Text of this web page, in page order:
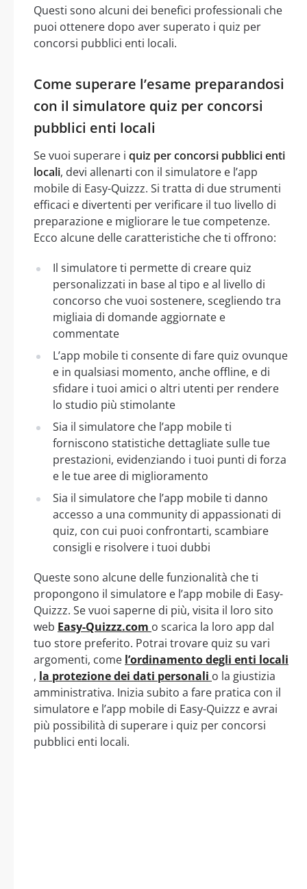
Questi sono alcuni dei benefici professionali che
puoi ottenere dopo aver superato i quiz per
concorsi pubblici enti locali.
Come superare l’esame preparandosi
con il simulatore quiz per concorsi
pubblici enti locali
Se vuoi superare i quiz per concorsi pubblici enti
locali, devi allenarti con il simulatore e l’app
mobile di Easy-Quizzz. Si tratta di due strumenti
efficaci e divertenti per verificare il tuo livello di
preparazione e migliorare le tue competenze.
Ecco alcune delle caratteristiche che ti offrono:
Il simulatore ti permette di creare quiz
personalizzati in base al tipo e al livello di
concorso che vuoi sostenere, scegliendo tra
migliaia di domande aggiornate e
commentate
L’app mobile ti consente di fare quiz ovunque
e in qualsiasi momento, anche offline, e di
sfidare i tuoi amici o altri utenti per rendere
lo studio più stimolante
Sia il simulatore che l’app mobile ti
forniscono statistiche dettagliate sulle tue
prestazioni, evidenziando i tuoi punti di forza
e le tue aree di miglioramento
Sia il simulatore che l’app mobile ti danno
accesso a una community di appassionati di
quiz, con cui puoi confrontarti, scambiare
consigli e risolvere i tuoi dubbi
Queste sono alcune delle funzionalità che ti
propongono il simulatore e l’app mobile di Easy-
Quizzz. Se vuoi saperne di più, visita il loro sito
web Easy-Quizzz.com o scarica la loro app dal
tuo store preferito. Potrai trovare quiz su vari
argomenti, come l’ordinamento degli enti locali
, la protezione dei dati personali o la giustizia
amministrativa. Inizia subito a fare pratica con il
simulatore e l’app mobile di Easy-Quizzz e avrai
più possibilità di superare i quiz per concorsi
pubblici enti locali.